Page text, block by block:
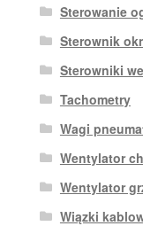
Sterowanie
Sterownik
Sterowniki
Tachometry
Wagi
Wentylator
Wentylator
Wiązki